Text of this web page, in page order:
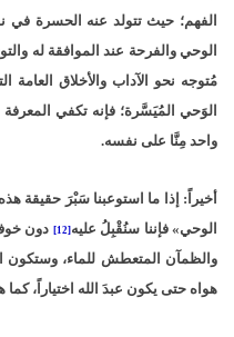
الفهم؛ حيث تتولد عنه الحسرة في
الوحي والفرحة عند الموافقة له
مُتوجه نحو الآداب والأخلاق
الوَحي المُيَسَّرة؛ فإنه تكفي المعرفة
واحد مِنَّا على نفسه.
أخيراً: إذا ما استوعبنا سَبْرَ حقيقة
الوحي» فإننا سنُقْبِلُ عليه[12]
دون
والظمآن المتعطش للماء، وستكون
هواه حتى يكون عبدَ الله اختياراً،